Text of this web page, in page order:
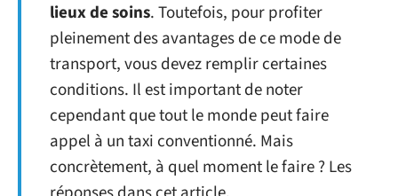
lieux de soins. Toutefois, pour profiter
pleinement des avantages de ce mode de
transport, vous devez remplir certaines
conditions. Il est important de noter
cependant que tout le monde peut faire
appel à un taxi conventionné. Mais
concrètement, à quel moment le faire ? Les